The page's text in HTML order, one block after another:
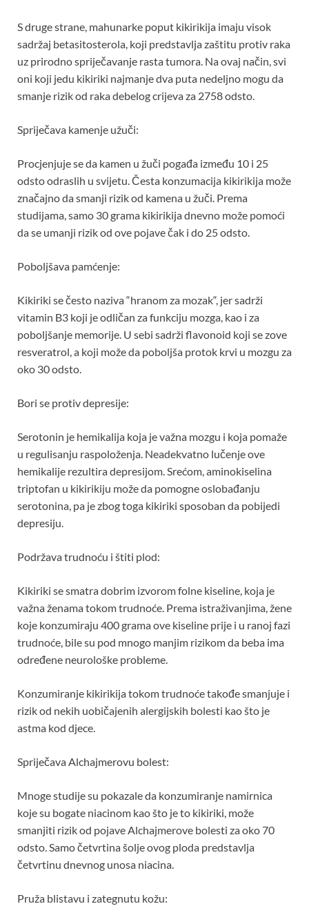
S druge strane, mahunarke poput kikirikija imaju visok
sadržaj betasitosterola, koji predstavlja zaštitu protiv raka
uz prirodno spriječavanje rasta tumora. Na ovaj način, svi
oni koji jedu kikiriki najmanje dva puta nedeljno mogu da
smanje rizik od raka debelog crijeva za 27­58 odsto.
Spriječava kamenje užuči:
Procjenjuje se da kamen u žuči pogađa između 10 i 25
odsto odraslih u svijetu. Česta konzumacija kikirikija može
značajno da smanji rizik od kamena u žuči. Prema
studijama, samo 30 grama kikirikija dnevno može pomoći
da se umanji rizik od ove pojave čak i do 25 odsto.
Poboljšava pamćenje:
Kikiriki se često naziva “hranom za mozak“, jer sadrži
vitamin B3 koji je odličan za funkciju mozga, kao i za
poboljšanje memorije. U sebi sadrži flavonoid koji se zove
resveratrol, a koji može da poboljša protok krvi u mozgu za
oko 30 odsto.
Bori se protiv depresije:
Serotonin je hemikalija koja je važna mozgu i koja pomaže
u regulisanju raspoloženja. Neadekvatno lučenje ove
hemikalije rezultira depresijom. Srećom, aminokiselina
triptofan u kikirikiju može da pomogne oslobađanju
serotonina, pa je zbog toga kikiriki sposoban da pobijedi
depresiju.
Podržava trudnoću i štiti plod:
Kikiriki se smatra dobrim izvorom folne kiseline, koja je
važna ženama tokom trudnoće. Prema istraživanjima, žene
koje konzumiraju 400 grama ove kiseline prije i u ranoj fazi
trudnoće, bile su pod mnogo manjim rizikom da beba ima
određene neurološke probleme.
Konzumiranje kikirikija tokom trudnoće takođe smanjuje i
rizik od nekih uobičajenih alergijskih bolesti kao što je
astma kod djece.
Spriječava Alchajmerovu bolest:
Mnoge studije su pokazale da konzumiranje namirnica
koje su bogate niacinom kao što je to kikiriki, može
smanjiti rizik od pojave Alchajmerove bolesti za oko 70
odsto. Samo četvrtina šolje ovog ploda predstavlja
četvrtinu dnevnog unosa niacina.
Pruža blistavu i zategnutu kožu: